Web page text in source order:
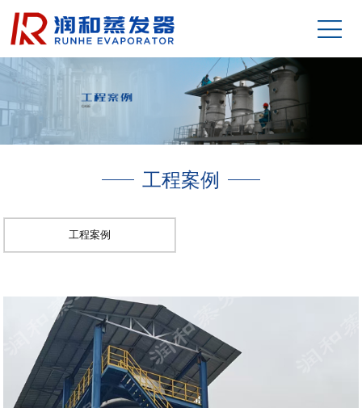
工程案例
工程案例